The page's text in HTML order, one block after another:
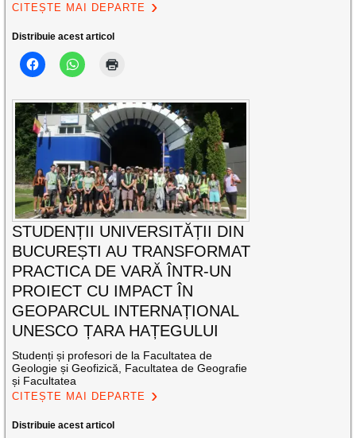
CITEȘTE MAI DEPARTE
Distribuie acest articol
STUDENȚII UNIVERSITĂȚII DIN
BUCUREȘTI AU TRANSFORMAT
PRACTICA DE VARĂ ÎNTR-UN
PROIECT CU IMPACT ÎN
GEOPARCUL INTERNAȚIONAL
UNESCO ȚARA HAȚEGULUI
Studenți și profesori de la Facultatea de
Geologie și Geofizică, Facultatea de Geografie
și Facultatea
CITEȘTE MAI DEPARTE
Distribuie acest articol